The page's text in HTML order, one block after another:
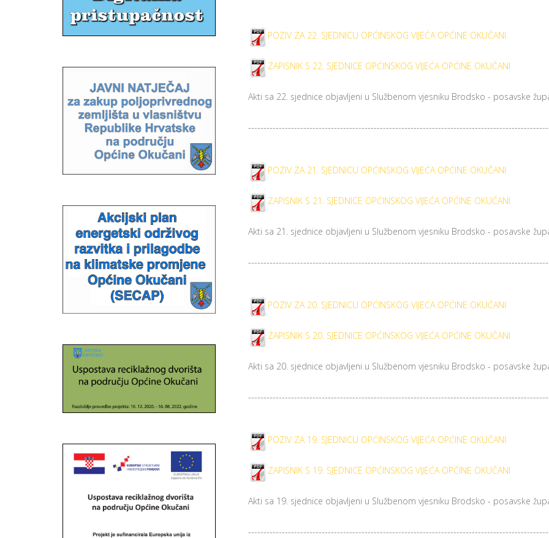
POZIV ZA 22. SJEDNICU OPĆINSKOG VIJEĆA OPĆINE OKUČANI
ZAPISNIK S 22. SJEDNICE OPĆINSKOG VIJEĆA OPĆINE OKUČANI
Akti sa 22. sjednice objavljeni u Službenom vjesniku Brodsko - posavske
POZIV ZA 21. SJEDNICU OPĆINSKOG VIJEĆA OPĆINE OKUČANI
ZAPISNIK S 21. SJEDNICE OPĆINSKOG VIJEĆA OPĆINE OKUČANI
Akti sa 21. sjednice objavljeni u Službenom vjesniku Brodsko - posavske
POZIV ZA 20. SJEDNICU OPĆINSKOG VIJEĆA OPĆINE OKUČANI
ZAPISNIK S 20. SJEDNICE OPĆINSKOG VIJEĆA OPĆINE OKUČANI
Akti sa 20. sjednice objavljeni u Službenom vjesniku Brodsko - posavske
POZIV ZA 19. SJEDNICU OPĆINSKOG VIJEĆA OPĆINE OKUČANI
ZAPISNIK S 19. SJEDNICE OPĆINSKOG VIJEĆA OPĆINE OKUČANI
Akti sa 19. sjednice objavljeni u Službenom vjesniku Brodsko - posavske